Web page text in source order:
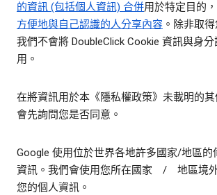
的資訊 (包括個人資訊) 合併用於特定目的
方便地與自己認識的人分享內容 。除非取
我們不會將 DoubleClick Cookie 資訊與身
用。
在將資訊用於本《隱私權政策》未載明的
會先詢問您是否同意。
Google 使用位於世界各地許多國家/地區的
資訊。我們會使用您所在國家 / 地區境
您的個人資訊。